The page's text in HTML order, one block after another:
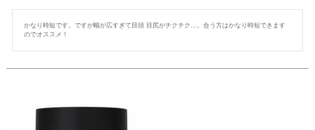
かなり時短です。ですが幅が広すぎて目頭 目尻がチクチク…。合う方はかなり時短できます
のでオススメ！